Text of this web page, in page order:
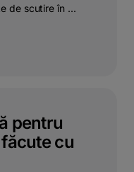
de scutire în ...
pentru
cu